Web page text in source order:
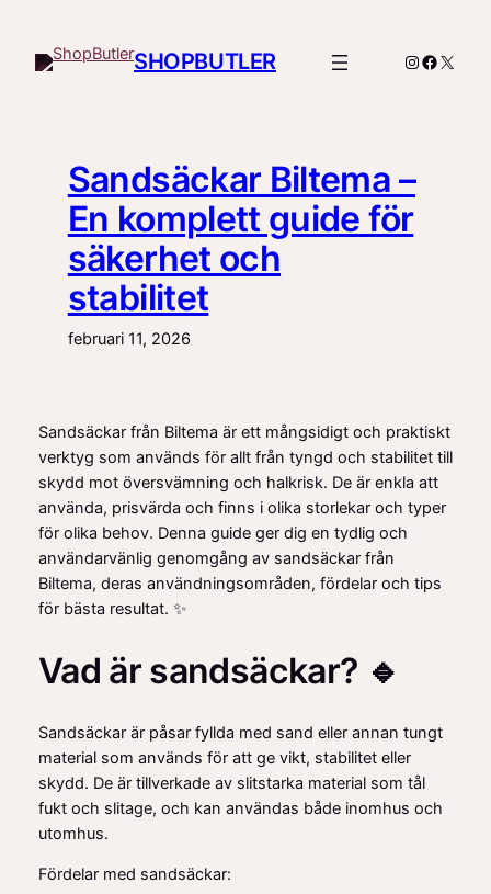
innehåll
SHOPBUTLER Instagram
X
Sandsäckar Biltema –
En komplett guide för
säkerhet och
stabilitet
februari 11, 2026
Sandsäckar från Biltema är ett mångsidigt och praktiskt
verktyg som används för allt från tyngd och stabilitet till
skydd mot översvämning och halkrisk. De är enkla att
använda, prisvärda och finns i olika storlekar och typer
för olika behov. Denna guide ger dig en tydlig och
användarvänlig genomgång av sandsäckar från
Biltema, deras användningsområden, fördelar och tips
för bästa resultat. ✨
Vad är sandsäckar? 🔹
Sandsäckar är påsar fyllda med sand eller annan tungt
material som används för att ge vikt, stabilitet eller
skydd. De är tillverkade av slitstarka material som tål
fukt och slitage, och kan användas både inomhus och
utomhus.
Fördelar med sandsäckar: